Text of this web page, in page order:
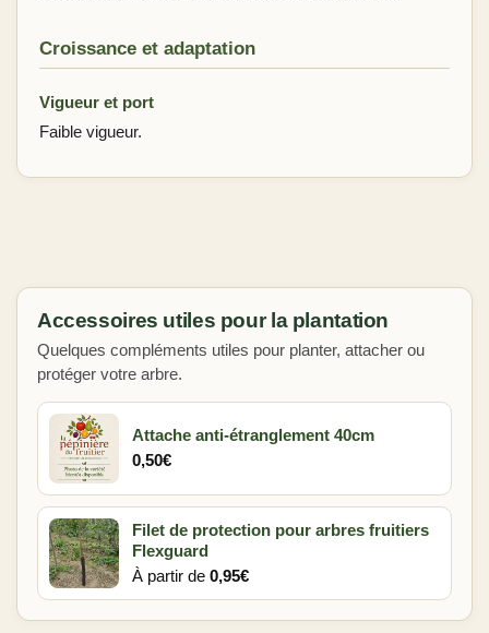
Croissance et adaptation
Vigueur et port
Faible vigueur.
Accessoires utiles pour la plantation
Quelques compléments utiles pour planter, attacher ou
protéger votre arbre.
Attache anti-étranglement 40cm
0,50€
Filet de protection pour arbres fruitiers
Flexguard
À partir de 0,95€